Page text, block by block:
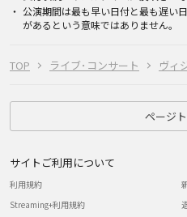
TOP ライブ･コンサート ヴィ
公演期間は最も早い日付と最も遅い
があるという意味ではありません。
ページ
サイトご利用について
利用規約
Streaming+利用規約